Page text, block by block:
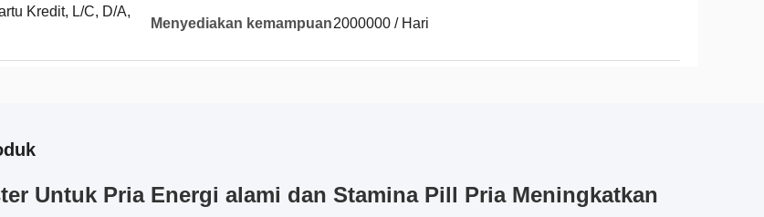
Kredit, L/C, D/A,
Menyediakan kemampuan2000000 / Hari
Untuk Pria Energi alami dan Stamina Pill Pria Meningkatkan